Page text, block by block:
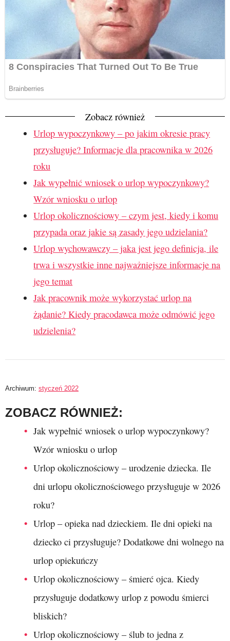
Zobacz również
Urlop wypoczynkowy – po jakim okresie pracy
przysługuje? Informacje dla pracownika w 2026
roku
Jak wypełnić wniosek o urlop wypoczynkowy?
Wzór wniosku o urlop
Urlop okolicznościowy – czym jest, kiedy i komu
przypada oraz jakie są zasady jego udzielania?
Urlop wychowawczy – jaka jest jego definicja, ile
trwa i wszystkie inne najważniejsze informacje na
jego temat
Jak pracownik może wykorzystać urlop na
żądanie? Kiedy pracodawca może odmówić jego
udzielenia?
Archiwum: styczeń 2022
ZOBACZ RÓWNIEŻ:
Jak wypełnić wniosek o urlop wypoczynkowy?
Wzór wniosku o urlop
Urlop okolicznościowy – urodzenie dziecka. Ile
dni urlopu okolicznościowego przysługuje w 2026
roku?
Urlop – opieka nad dzieckiem. Ile dni opieki na
dziecko ci przysługuje? Dodatkowe dni wolnego na
urlop opiekuńczy
Urlop okolicznościowy – śmierć ojca. Kiedy
przysługuje dodatkowy urlop z powodu śmierci
bliskich?
Urlop okolicznościowy – ślub to jedna z